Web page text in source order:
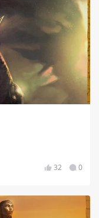
32 0